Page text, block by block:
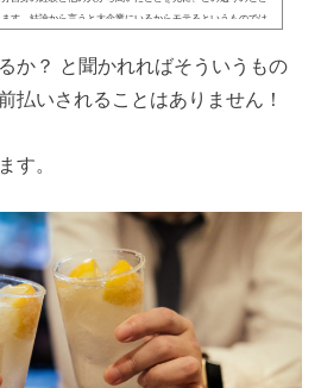
す。結論から言うと大企業にいるからモテるというものでは
には有利です。大企業の従業員はモテるのか？ 合コンは多い
か？若い女性が見てるところ私はモ...
か？ と聞かれればそういうもの
払いされることはありません！
す。